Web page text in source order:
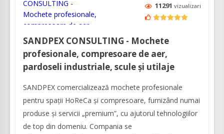
11291 vizualizari
SANDPEX CONSULTING - Mochete
profesionale, compresoare de aer,
pardoseli industriale, scule și utilaje
SANDPEX comercializează mochete profesionale
pentru spații HoReCa şi compresoare, furnizând numai
produse și servicii „premium”, cu ajutorul tehnologiilor
de top din domeniu. Compania se